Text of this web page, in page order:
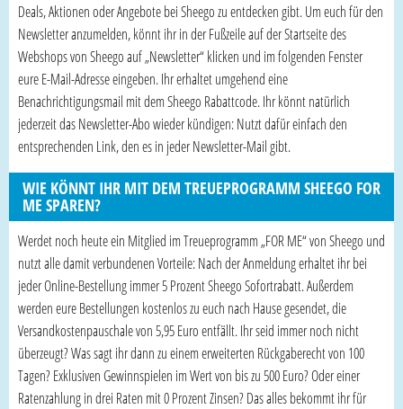
Deals, Aktionen oder Angebote bei Sheego zu entdecken gibt. Um euch für den
Newsletter anzumelden, könnt ihr in der Fußzeile auf der Startseite des
Webshops von Sheego auf „Newsletter“ klicken und im folgenden Fenster
eure E-Mail-Adresse eingeben. Ihr erhaltet umgehend eine
Benachrichtigungsmail mit dem Sheego Rabattcode. Ihr könnt natürlich
jederzeit das Newsletter-Abo wieder kündigen: Nutzt dafür einfach den
entsprechenden Link, den es in jeder Newsletter-Mail gibt.
WIE KÖNNT IHR MIT DEM TREUEPROGRAMM SHEEGO FOR
ME SPAREN?
Werdet noch heute ein Mitglied im Treueprogramm „FOR ME“ von Sheego und
nutzt alle damit verbundenen Vorteile: Nach der Anmeldung erhaltet ihr bei
jeder Online-Bestellung immer 5 Prozent Sheego Sofortrabatt. Außerdem
werden eure Bestellungen kostenlos zu euch nach Hause gesendet, die
Versandkostenpauschale von 5,95 Euro entfällt. Ihr seid immer noch nicht
überzeugt? Was sagt ihr dann zu einem erweiterten Rückgaberecht von 100
Tagen? Exklusiven Gewinnspielen im Wert von bis zu 500 Euro? Oder einer
Ratenzahlung in drei Raten mit 0 Prozent Zinsen? Das alles bekommt ihr für